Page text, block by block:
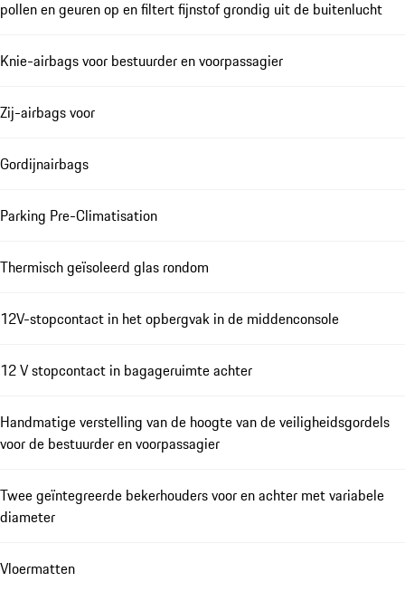
pollen en geuren op en filtert fijnstof grondig uit de buitenlucht
Knie-airbags voor bestuurder en voorpassagier
Zij-airbags voor
Gordijnairbags
Parking Pre-Climatisation
Thermisch geïsoleerd glas rondom
12V-stopcontact in het opbergvak in de middenconsole
12 V stopcontact in bagageruimte achter
Handmatige verstelling van de hoogte van de veiligheidsgordels
voor de bestuurder en voorpassagier
Twee geïntegreerde bekerhouders voor en achter met variabele
diameter
Vloermatten